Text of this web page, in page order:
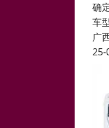
确
车
广
25-